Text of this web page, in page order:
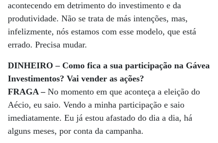
acontecendo em detrimento do investimento e da
produtividade. Não se trata de más intenções, mas,
infelizmente, nós estamos com esse modelo, que está
errado. Precisa mudar.
DINHEIRO – Como fica a sua participação na Gávea
Investimentos? Vai vender as ações?
FRAGA –No momento em que aconteça a eleição do
Aécio, eu saio. Vendo a minha participação e saio
imediatamente. Eu já estou afastado do dia a dia, há
alguns meses, por conta da campanha.